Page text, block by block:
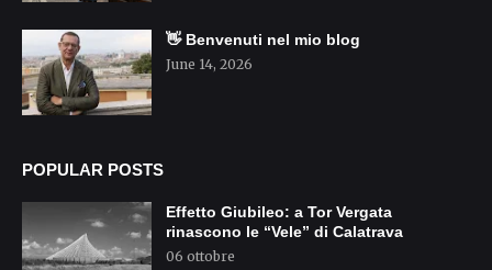
👋 Benvenuti nel mio blog
June 14, 2026
POPULAR POSTS
Effetto Giubileo: a Tor Vergata
rinascono le “Vele” di Calatrava
06 ottobre